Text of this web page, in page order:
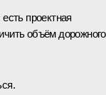
проектная
объём дорожного